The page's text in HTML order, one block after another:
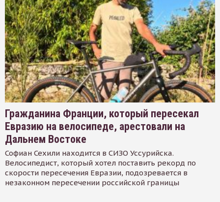
Гражданина Франции, который пересекал
Евразию на велосипеде, арестовали на
Дальнем Востоке
Софиан Сехили находится в СИЗО Уссурийска.
Велосипедист, который хотел поставить рекорд по
скорости пересечения Евразии, подозревается в
незаконном пересечении российской границы